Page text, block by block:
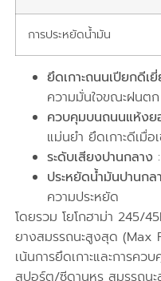
การประหยัดน้ำมัน
ยึดเกาะถนนเปียกดีเ
ความมั่นใจขณะฝนตก
ควบคุมบนถนนแห้งย
แม่นยำ ยึดเกาะดีเมื่อ
ระดับเสียงปานกลาง
ประหยัดน้ำมันปานกล
ความประหยัด
โดยรวม โยโกฮาม่า 245/
ยางสมรรถนะสูงสุด (Max
เน้นการยึดเกาะและการคว
สปอร์ต/ซีดานหรู สมรรถนะ